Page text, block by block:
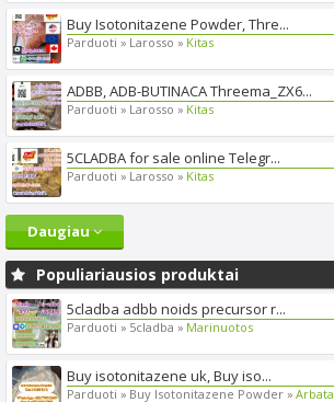
Buy Isotonitazene Powder, Thre...
Parduoti » Larosso » Kitas
ADBB, ADB-BUTINACA Threema_ZX6...
Parduoti » Larosso » Kitas
5CLADBA for sale online Telegr...
Parduoti » Larosso » Kitas
Daugiau
Populiariausios produktai
5cladba adbb noids precursor r...
Parduoti » 5cladba » Marinuotos
Buy isotonitazene uk, Buy iso...
Parduoti » Buy Isotonitazene Powder » Arbata